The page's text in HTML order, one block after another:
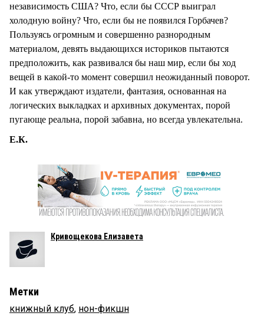
независимость США? Что, если бы СССР выиграл
холодную войну? Что, если бы не появился Горбачев?
Пользуясь огромным и совершенно разнородным
материалом, девять выдающихся историков пытаются
предположить, как развивался бы наш мир, если бы ход
вещей в какой-то момент совершил неожиданный поворот.
И как утверждают издатели, фантазия, основанная на
логических выкладках и архивных документах, порой
пугающе реальна, порой забавна, но всегда увлекательна.
Е.К.
Кривощекова Елизавета
Метки
книжный клуб, нон-фикшн